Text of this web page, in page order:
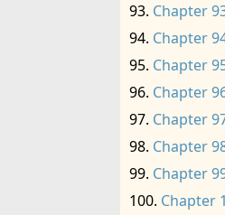
Chapter
Chapter
Chapter
Chapter
Chapter
Chapter
Chapter
Chapter